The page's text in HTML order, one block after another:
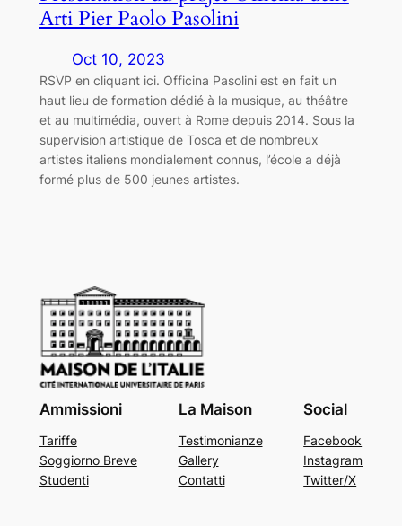
Arti Pier Paolo Pasolini
Oct 10, 2023
RSVP en cliquant ici. Officina Pasolini est en fait un
haut lieu de formation dédié à la musique, au théâtre
et au multimédia, ouvert à Rome depuis 2014. Sous la
supervision artistique de Tosca et de nombreux
artistes italiens mondialement connus, l’école a déjà
formé plus de 500 jeunes artistes.
Ammissioni
Tariffe
Soggiorno Breve
Studenti
La Maison
Testimonianze
Gallery
Contatti
Social
Facebook
Instagram
Twitter/X